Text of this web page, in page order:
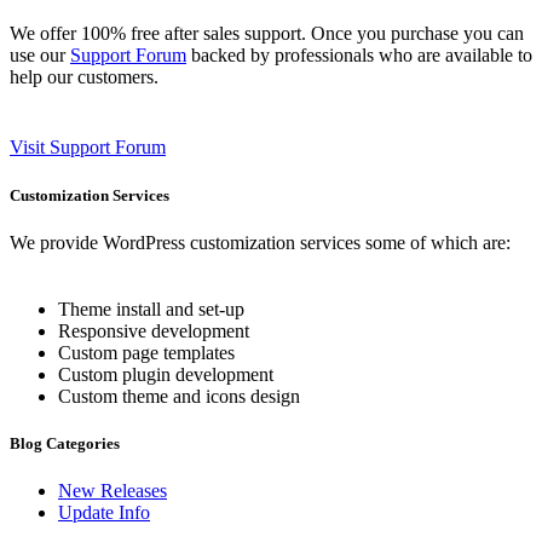
We offer 100% free after sales support. Once you purchase you can
use our Support Forum backed by professionals who are available to
help our customers.
Visit Support Forum
Customization Services
We provide WordPress customization services some of which are:
Theme install and set-up
Responsive development
Custom page templates
Custom plugin development
Custom theme and icons design
Blog Categories
New Releases
Update Info